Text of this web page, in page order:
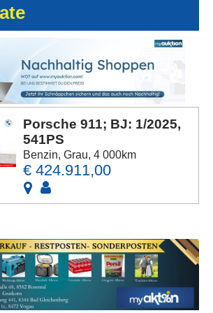
Porsche 911; BJ: 1/2025,
541PS
Benzin, Grau, 4 000km
€ 424.911,00